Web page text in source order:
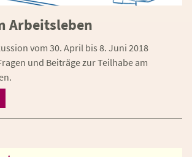
Arbeitsleben
vom 30. April bis 8. Juni 2018
und Beiträge zur Teilhabe am